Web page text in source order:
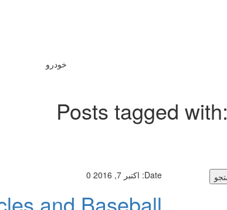
خودرو
Posts tagged with:
Date: اکتبر 7, 2016 0
and Baseball